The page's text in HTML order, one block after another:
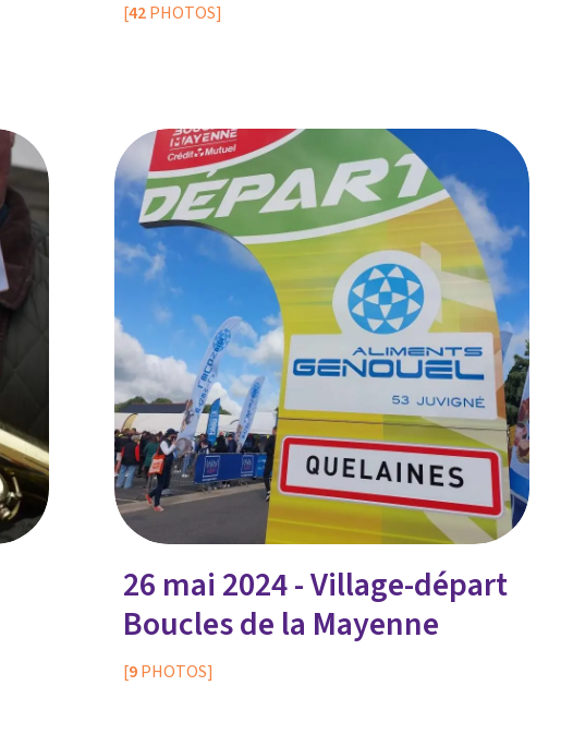
[42PHOTOS]
26 mai 2024 - Village-départ
Boucles de la Mayenne
[9PHOTOS]